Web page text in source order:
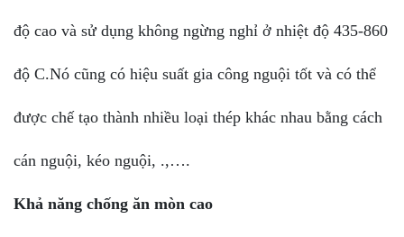
độ cao và sử dụng không ngừng nghỉ ở nhiệt độ 435-860
độ C.Nó cũng có hiệu suất gia công nguội tốt và có thể
được chế tạo thành nhiều loại thép khác nhau bằng cách
cán nguội, kéo nguội, .,….
Khả năng chống ăn mòn cao